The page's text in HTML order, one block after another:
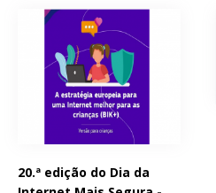
20.ª edição do Dia da